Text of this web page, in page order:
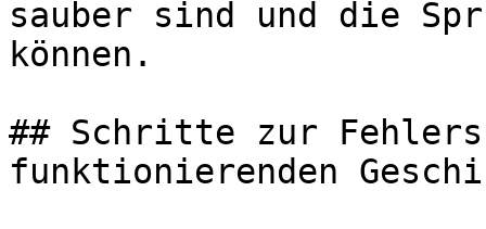
sauber sind und die
können.
## Schritte zur
funktionierenden